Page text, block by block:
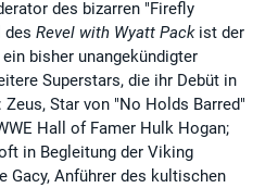
des bizarren "Firefly
des Revel with Wyatt Packist der
bisher unangekündigter
Superstars, die ihr Debüt in
Zeus, Star von "No Holds Barred"
Hall of Famer Hulk Hogan;
in Begleitung der Viking
Gacy, Anführer des kultischen